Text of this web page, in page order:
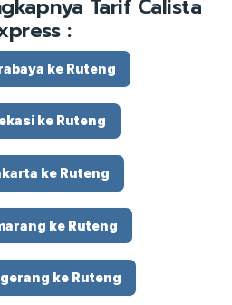
Tarif Calista
:
ke Ruteng
ke Ruteng
ke Ruteng
ke Ruteng
ke Ruteng